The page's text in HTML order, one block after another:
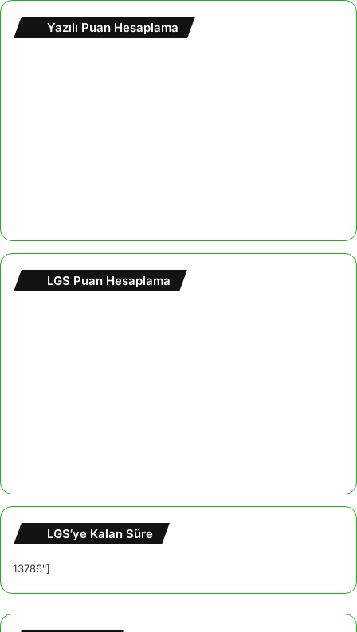
Yazılı Puan Hesaplama
LGS Puan Hesaplama
LGS’ye Kalan Süre
13786"]